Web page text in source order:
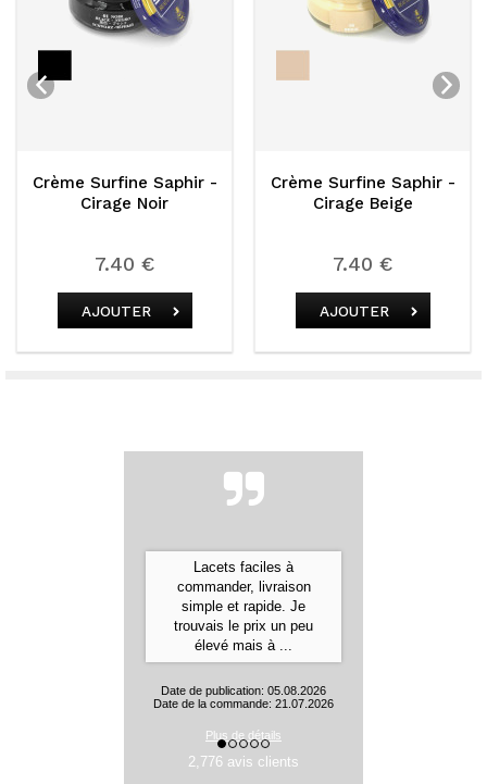
Surfine Saphir -
Cirage Noir
AJOUTER
Crème Surfine Saphir -
Cirage Beige
AJOUTER
Commande expédiée ultra
rapidement, bien emballée
et les produits sont
conformes à leur
description
Aurelie J., Flines les Mortagne
Date de la commande: 24.07.2026
Plus de détails
2,776 avis clients